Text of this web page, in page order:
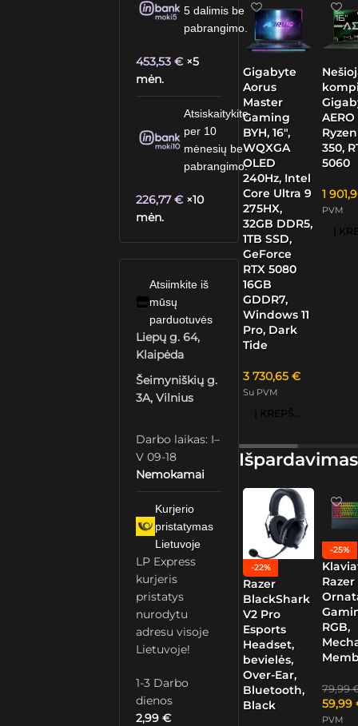
5 dalimis be
pabrangimo.
453,53€ ×5
mėn.
Atsiskaitykite
per 10
mėnesių be
pabrangimo.
226,77€ ×10
mėn.
Atsiimkite iš
mūsų
parduotuvės
Liepų g. 64,
Klaipėda
Šeimyniškių g.
3A, Vilnius
Darbo laikas: I–
V 09-18
Nemokamai
Kurjerio
pristatymas
Lietuvoje
LP Express
kurjeris
pristatys
nurodytu
adresu visoje
Lietuvoje!
1-3 Darbo
dienos
2,99€
Gigabyte
Aorus
Master
Gaming
BYH, 16″,
WQXGA
OLED
240Hz, Intel
Core Ultra 9
275HX,
32GB DDR5,
1TB SSD,
GeForce
RTX 5080
16GB
GDDR7,
Windows 11
Pro, Dark
Tide
3 730,65 €
Su PVM
Į KREPŠELĮ
AERO
350,
5060
1
PVM
Išpardavimas
-22%
Razer
BlackShark
V2 Pro
Esports
Headset,
bevielės,
Over-Ear,
Bluetooth,
Black
-25%
Razer
RGB,
79,99
59,99
PVM